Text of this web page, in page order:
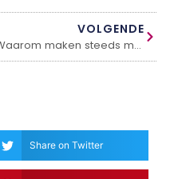
VOLGENDE
Waarom maken steeds meer mensen hun eigen kaarsen voor in huis?
Share on Twitter